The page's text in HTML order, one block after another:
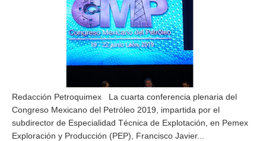
Redacción Petroquimex La cuarta conferencia plenaria del
Congreso Mexicano del Petróleo 2019, impartida por el
subdirector de Especialidad Técnica de Explotación, en Pemex
Exploración y Producción (PEP), Francisco Javier...